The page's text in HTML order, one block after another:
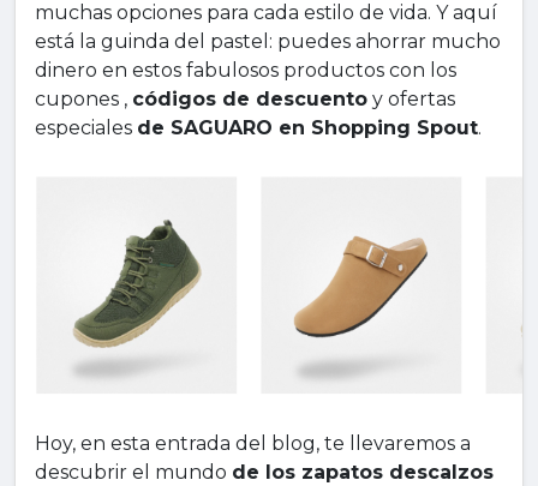
muchas opciones para cada estilo de vida. Y aquí
está la guinda del pastel: puedes ahorrar mucho
dinero en estos fabulosos productos con los
cupones , códigos de descuento y ofertas
especiales de SAGUARO en Shopping Spout.
Hoy, en esta entrada del blog, te llevaremos a
descubrir el mundo de los zapatos descalzos